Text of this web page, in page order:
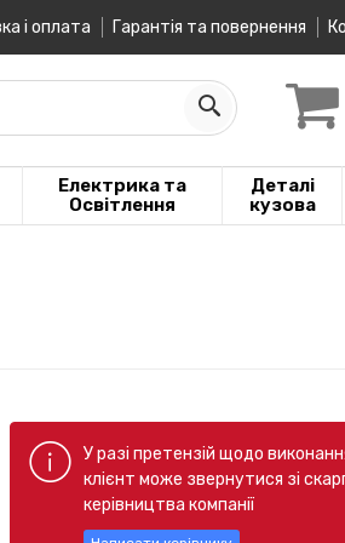
і оплата Гарантія та повернення
Електрика та
Освітлення
Деталі
кузова
У разі претензій щодо
клієнт може звернутися зі
керівництва компанії